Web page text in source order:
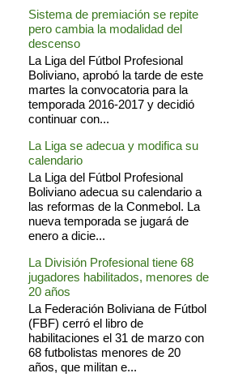
Sistema de premiación se repite
pero cambia la modalidad del
descenso
La Liga del Fútbol Profesional
Boliviano, aprobó la tarde de este
martes la convocatoria para la
temporada 2016-2017 y decidió
continuar con...
La Liga se adecua y modifica su
calendario
La Liga del Fútbol Profesional
Boliviano adecua su calendario a
las reformas de la Conmebol. La
nueva temporada se jugará de
enero a dicie...
La División Profesional tiene 68
jugadores habilitados, menores de
20 años
La Federación Boliviana de Fútbol
(FBF) cerró el libro de
habilitaciones el 31 de marzo con
68 futbolistas menores de 20
años, que militan e...